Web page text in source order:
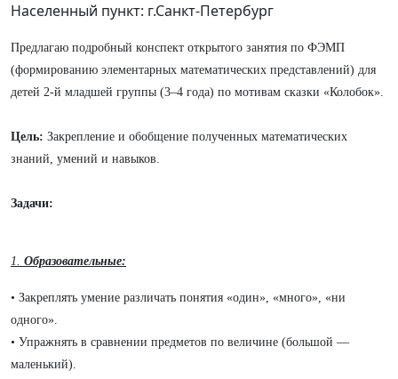
Населенный пункт: г.Санкт-Петербург
Предлагаю подробный конспект открытого занятия по ФЭМП
(формированию элементарных математических представлений) для
детей 2-й младшей группы (3–4 года) по мотивам сказки «Колобок».
Цель: Закрепление и обобщение полученных математических
знаний, умений и навыков.
Задачи:
1. Образовательные:
• Закреплять умение различать понятия «один», «много», «ни
одного».
• Упражнять в сравнении предметов по величине (большой —
маленький).